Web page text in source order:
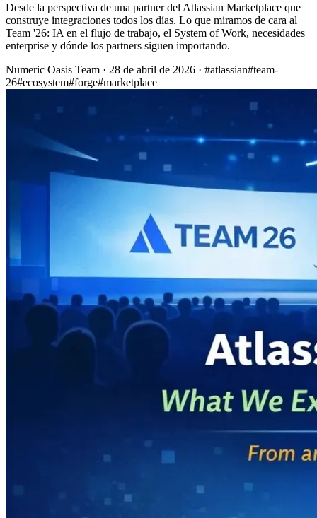
Desde la perspectiva de una partner del Atlassian Marketplace que
construye integraciones todos los días. Lo que miramos de cara al
Team '26: IA en el flujo de trabajo, el System of Work, necesidades
enterprise y dónde los partners siguen importando.
Numeric Oasis Team · 28 de abril de 2026 · #atlassian#team-
26#ecosystem#forge#marketplace